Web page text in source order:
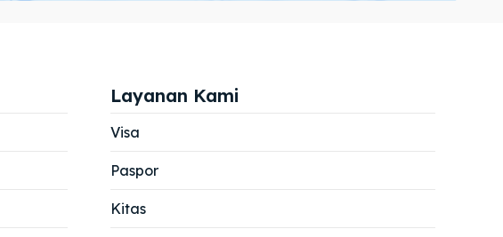
Cari
Cari
Layanan Kami
Visa
Paspor
Kitas